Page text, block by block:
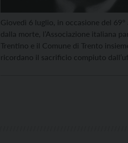
Giovedì 6 luglio, in occasione del 69°
dalla morte, l’Associazione italiana
Trentino e il Comune di Trento
ricordano il sacrificio compiuto